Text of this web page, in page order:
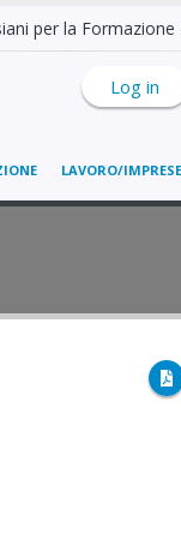
per la
Log in
LAVORO/IMPRESE